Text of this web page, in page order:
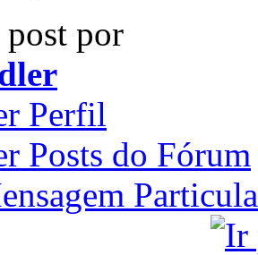
por
Perfil
Posts do Fórum